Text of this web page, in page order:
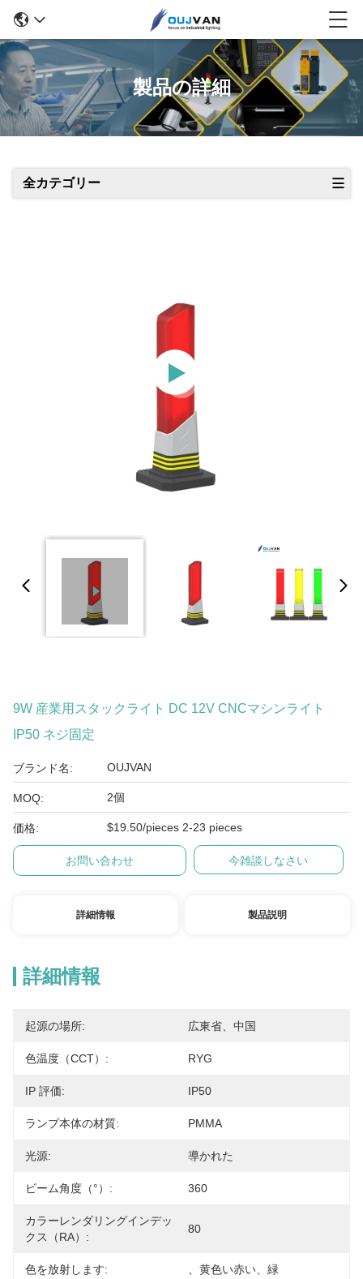
製品の詳細
全カテゴリー
9W 産業用スタックライト DC 12V CNCマシンライト
IP50 ネジ固定
ブランド名: OUJVAN
MOQ: 2個
価格: $19.50/pieces 2-23 pieces
お問い合わせ 今雑談しなさい
詳細情報 製品説明
詳細情報
起源の場所: 広東省、中国
色温度（CCT）: RYG
IP 評価: IP50
ランプ本体の材質: PMMA
光源: 導かれた
ビーム角度（°）: 360
カラーレンダリングインデッ
クス（RA）:
80
色を放射します: 、黄色い赤い、緑